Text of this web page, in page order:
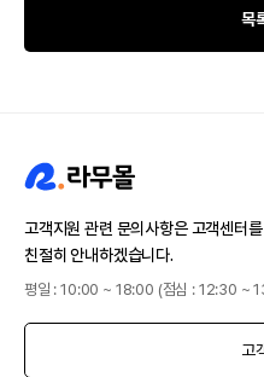
목
고객지원 관련 문의사항은 고객센터를
친절히 안내하겠습니다.
평일 : 10:00 ~ 18:00 (점심 : 12:30 ~
고